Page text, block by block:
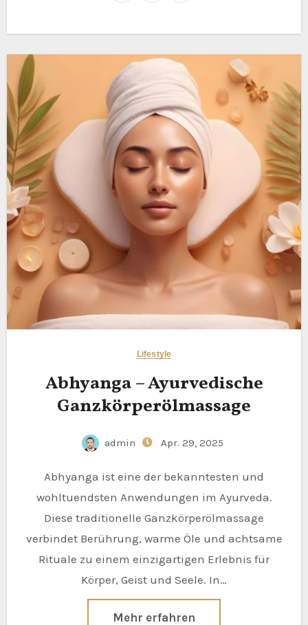
Lifestyle
Abhyanga – Ayurvedische
Ganzkörperölmassage
admin Apr. 29, 2025
Abhyanga ist eine der bekanntesten und
wohltuendsten Anwendungen im Ayurveda.
Diese traditionelle Ganzkörperölmassage
verbindet Berührung, warme Öle und achtsame
Rituale zu einem einzigartigen Erlebnis für
Körper, Geist und Seele. In…
Mehr erfahren